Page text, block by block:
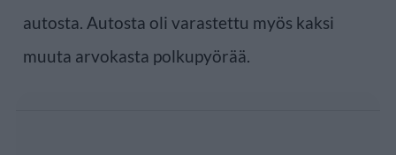
autosta. Autosta oli varastettu myös kaksi
muuta arvokasta polkupyörää.